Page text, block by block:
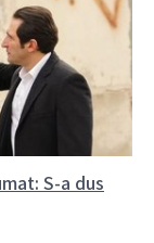
S-a dus